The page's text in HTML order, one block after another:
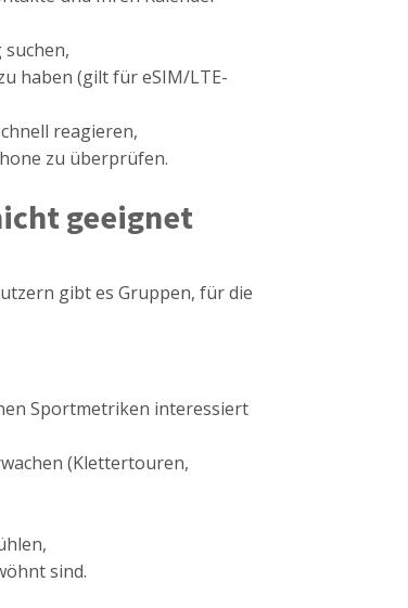
haben (gilt für eSIM/LTE-
reagieren,
zu überprüfen.
geeignet
gibt es Gruppen, für die
Sportmetriken interessiert
(Klettertouren,
sind.